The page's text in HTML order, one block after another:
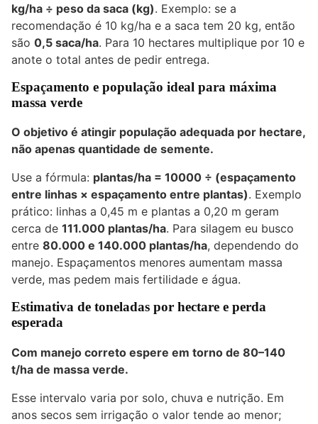
kg/ha ÷ peso da saca (kg). Exemplo: se a
recomendação é 10 kg/ha e a saca tem 20 kg, então
são 0,5 saca/ha. Para 10 hectares multiplique por 10 e
anote o total antes de pedir entrega.
Espaçamento e população ideal para máxima
massa verde
O objetivo é atingir população adequada por hectare,
não apenas quantidade de semente.
Use a fórmula: plantas/ha = 10000 ÷ (espaçamento
entre linhas × espaçamento entre plantas). Exemplo
prático: linhas a 0,45 m e plantas a 0,20 m geram
cerca de 111.000 plantas/ha. Para silagem eu busco
entre 80.000 e 140.000 plantas/ha, dependendo do
manejo. Espaçamentos menores aumentam massa
verde, mas pedem mais fertilidade e água.
Estimativa de toneladas por hectare e perda
esperada
Com manejo correto espere em torno de 80–140
t/ha de massa verde.
Esse intervalo varia por solo, chuva e nutrição. Em
anos secos sem irrigação o valor tende ao menor;